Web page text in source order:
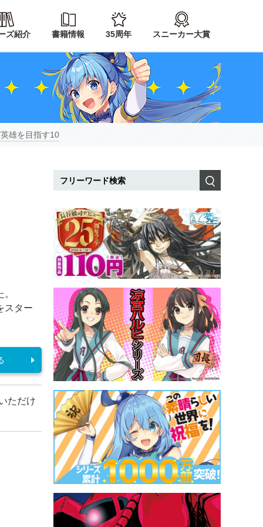
ズ紹介 書籍情報 35周年 スニーカー大賞
雄を目指す10
スター
ただけ